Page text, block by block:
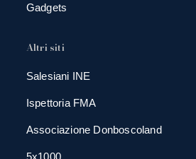
Gadgets
Altri siti
Salesiani INE
Ispettoria FMA
Associazione Donboscoland